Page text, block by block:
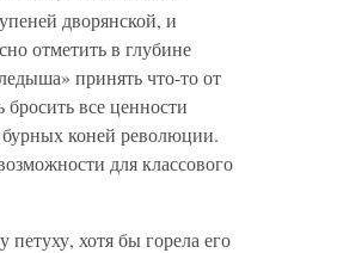
дворянской, и
отметить в глубине
принять что-то от
все ценности
коней революции.
для классового
хотя бы горела его